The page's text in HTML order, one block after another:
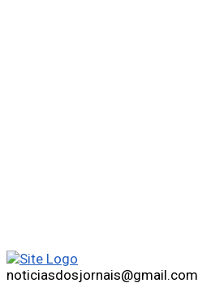
noticiasdosjornais@gmail.com